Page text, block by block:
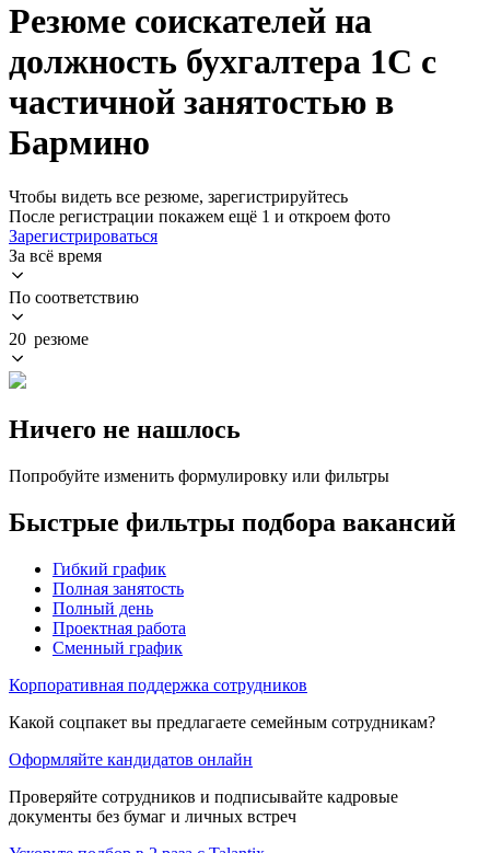
Резюме соискателей на
должность бухгалтера 1C с
частичной занятостью в
Бармино
Чтобы видеть все резюме, зарегистрируйтесь
После регистрации покажем ещё 1 и откроем фото
Зарегистрироваться
За всё время
По соответствию
20 резюме
Ничего не нашлось
Попробуйте изменить формулировку или фильтры
Быстрые фильтры подбора вакансий
Гибкий график
Полная занятость
Полный день
Проектная работа
Сменный график
Корпоративная поддержка сотрудников
Какой соцпакет вы предлагаете семейным сотрудникам?
Оформляйте кандидатов онлайн
Проверяйте сотрудников и подписывайте кадровые
документы без бумаг и личных встреч